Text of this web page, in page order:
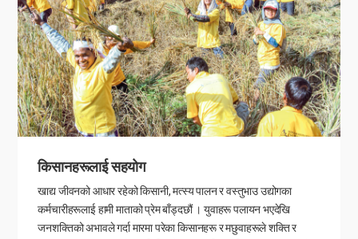
किसानहरूलाई सहयोग
खाद्य जीवनको आधार रहेको किसानी, मत्स्य पालन र वस्तुभाउ उद्योगका
कर्मचारीहरूलाई हामी माताको प्रेम बाँड्दछौं । युवाहरू पलायन भएदेखि
जनशक्तिको अभावले गर्दा मारमा परेका किसानहरू र मछुवाहरूले शक्ति र